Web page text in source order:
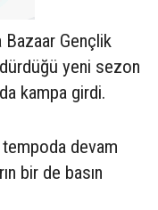
Bazaar Gençlik
yeni sezon
kampa girdi.
tempoda devam
bir de basın